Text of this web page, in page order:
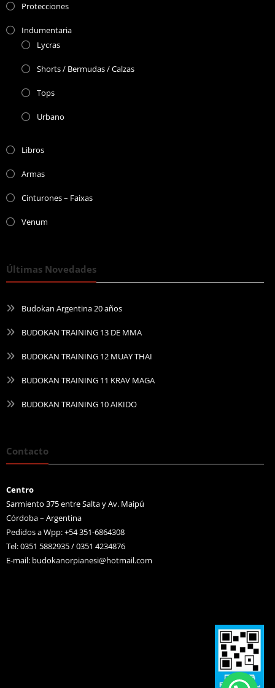
Protecciones
Indumentaria
Lycras
Shorts / Bermudas / Calzas
Tops
Urbano
Libros
Armas
Cinturones – Faixas
Venum
Últimas Novedades
Budokan Argentina 20 años
BUDOKAN TRAINING 13 DE MMA
BUDOKAN TRAINING 12 MUAY THAI
BUDOKAN TRAINING 11 KRAV MAGA
BUDOKAN TRAINING 10 AIKIDO
Contacto
Centro
Sarmiento 375 entre Salta y Av. Maipú
Córdoba – Argentina
Pedidos a Wpp: +54 351-6864308
Tel: 0351 5882935 / 0351 4234876
E-mail: budokanorpianesi@hotmail.com